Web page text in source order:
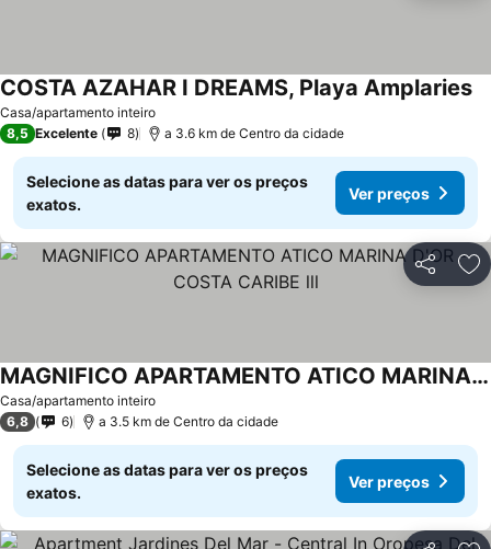
Casa/apartamento inteiro
COSTA AZAHAR I DREAMS, Playa Amplaries
8,5 Excelente 8 a 3.6 km de Centro da cidade
Selecione as datas para ver os preços
exatos.
Ver preços
Partilhar
Casa/apartamento inteiro
MAGNIFICO APARTAMENTO ATICO MARINA D'OR - COSTA CARIBE lll
6,8 6 a 3.5 km de Centro da cidade
Selecione as datas para ver os preços
exatos.
Ver preços